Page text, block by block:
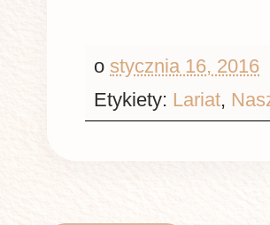
o stycznia 16, 2016
Etykiety: Lariat,